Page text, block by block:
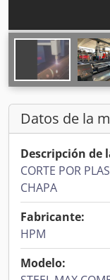
Datos de la
Descripción de
CORTE POR
CHAPA
Fabricante:
HPM
Modelo: